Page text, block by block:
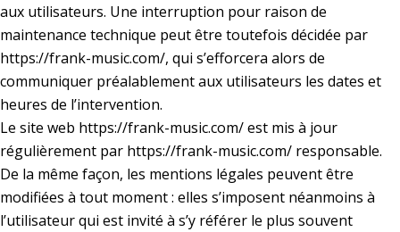
aux utilisateurs. Une interruption pour raison de
maintenance technique peut être toutefois décidée par
https://frank-music.com/, qui s’efforcera alors de
communiquer préalablement aux utilisateurs les dates et
heures de l’intervention.
Le site web https://frank-music.com/est mis à jour
régulièrement par https://frank-music.com/ responsable.
De la même façon, les mentions légales peuvent être
modifiées à tout moment : elles s’imposent néanmoins à
l’utilisateur qui est invité à s’y référer le plus souvent